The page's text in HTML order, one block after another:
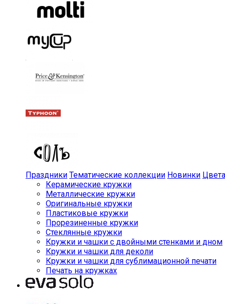
Праздники Тематические коллекции Новинки Цвета
Керамические кружки
Металлические кружки
Оригинальные кружки
Пластиковые кружки
Прорезиненные кружки
Стеклянные кружки
Кружки и чашки с двойными стенками и дном
Кружки и чашки для деколи
Кружки и чашки для сублимационной печати
Печать на кружках